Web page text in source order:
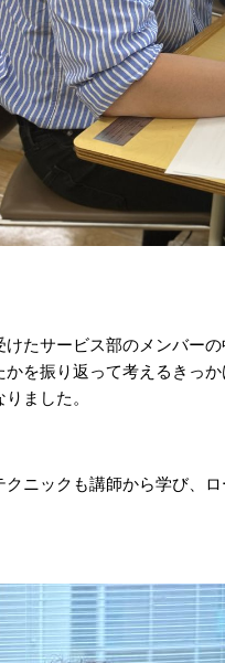
たサービス部のメンバー
を振り返って考えるきっ
ました。
ニックも講師から学び、